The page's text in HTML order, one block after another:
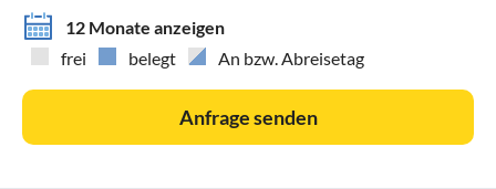
12 Monate anzeigen
frei
belegt An bzw. Abreisetag
Anfrage senden